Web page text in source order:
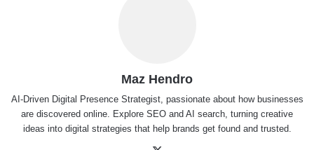
Maz Hendro
AI-Driven Digital Presence Strategist, passionate about how businesses
are discovered online. Explore SEO and AI search, turning creative
ideas into digital strategies that help brands get found and trusted.